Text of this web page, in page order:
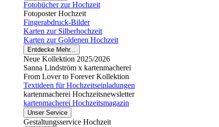
Fotobücher zur Hochzeit
Fotoposter Hochzeit
Fingerabdruck-Bilder
Karten zur Silberhochzeit
Karten zur Goldenen Hochzeit
Entdecke Mehr...
Neue Kollektion 2025/2026
Sanna Lindström x kartenmacherei
From Lover to Forever Kollektion
Textideen für Hochzeitseinladungen
kartenmacherei Hochzeitsnewsletter
kartenmacherei Hochzeitsmagazin
Unser Service
Gestaltungsservice Hochzeit